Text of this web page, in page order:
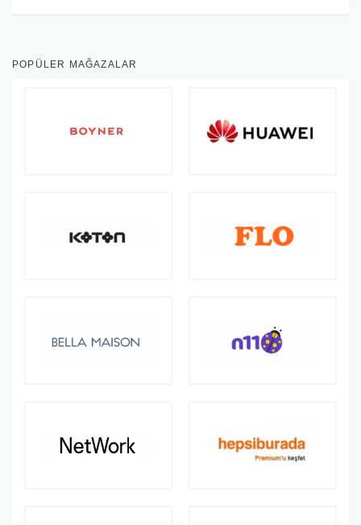
POPÜLER MAĞAZALAR